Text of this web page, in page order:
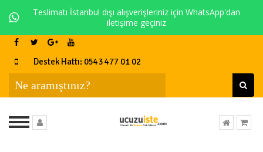
Teslimatı İstanbul dışı alışverişleriniz için WhatsApp'dan
iletişime geçiniz
Destek Hattı: 0543 477 01 02